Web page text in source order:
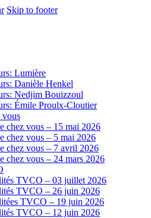
Skip to footer
Lumière
Danièle Henkel
Nedjim Bouizzoul
Émile Proulx-Cloutier
vous
chez vous – 15 mai 2026
chez vous – 5 mai 2026
chez vous – 7 avril 2026
chez vous – 24 mars 2026
TVCO – 03 juillet 2026
TVCO – 26 juin 2026
TVCO – 19 juin 2026
TVCO – 12 juin 2026